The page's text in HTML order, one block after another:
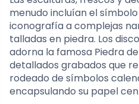
menudo incluían el
iconografía a complejas
talladas en piedra. Los
adorna la famosa Piedra
detallados grabados que
rodeado de símbolos
encapsulando su papel